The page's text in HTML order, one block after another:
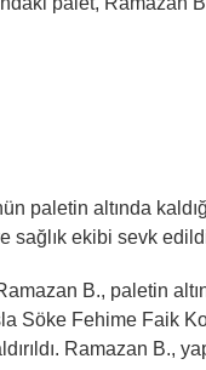
paletin altında
sağlık ekibi sevk
B., paletin
Söke Fehime Faik
Ramazan B.,